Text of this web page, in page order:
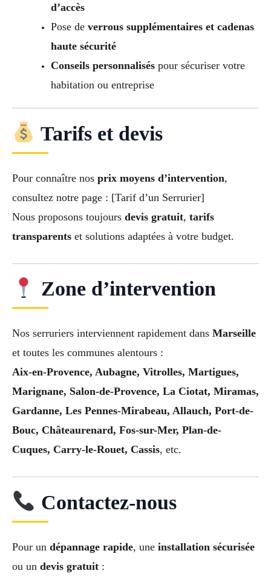
d’accès
Pose de verrous supplémentaires et cadenas
haute sécurité
Conseils personnaliséspour sécuriser votre
habitation ou entreprise
Tarifs et devis
Pour connaître nos prix moyens d’intervention,
consultez notre page : [Tarif d’un Serrurier]
Nous proposons toujours devis gratuit, tarifs
transparents et solutions adaptées à votre budget.
Zone d’intervention
Nos serruriers interviennent rapidement dans Marseille
et toutes les communes alentours :
Aix-en-Provence, Aubagne, Vitrolles, Martigues,
Marignane, Salon-de-Provence, La Ciotat, Miramas,
Gardanne, Les Pennes-Mirabeau, Allauch, Port-de-
Bouc, Châteaurenard, Fos-sur-Mer, Plan-de-
Cuques, Carry-le-Rouet, Cassis, etc.
Contactez-nous
Pour un dépannage rapide, une installation sécurisée
ou un devis gratuit :